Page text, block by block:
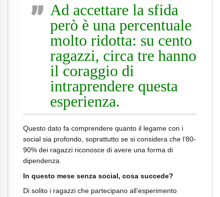
Ad accettare la sfida
però è una percentuale
molto ridotta: su cento
ragazzi, circa tre hanno
il coraggio di
intraprendere questa
esperienza.
Questo dato fa comprendere quanto il legame con i
social sia profondo, soprattutto se si considera che l’80-
90% dei ragazzi riconosce di avere una forma di
dipendenza.
In questo mese senza social, cosa succede?
Di solito i ragazzi che partecipano all’esperimento